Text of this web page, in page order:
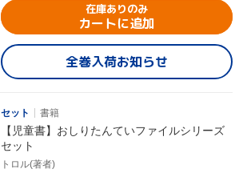
在庫ありのみ
カートに追加
全巻入荷お知らせ
セット 書籍
【児童書】おしりたんていファイルシリーズ
セット
トロル(著者)